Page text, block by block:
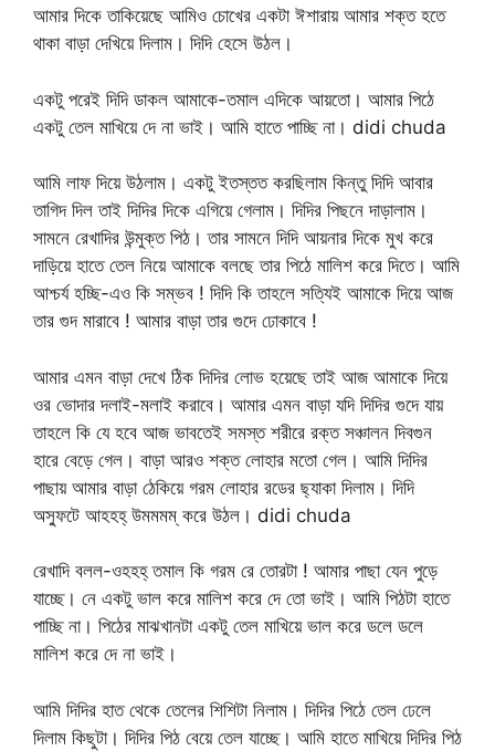
আমার দিকে তাকিয়েছে আমিও চোখের একটা ঈশারায় আমার শক্ত হতে
থাকা বাড়া দেখিয়ে দিলাম। দিদি হেসে উঠল।
একটু পরেই দিদি ডাকল আমাকে-তমাল এদিকে আয়তো। আমার পিঠে
একটু তেল মাখিয়ে দে না ভাই। আমি হাতে পাচ্ছি না। didi chuda
আমি লাফ দিয়ে উঠলাম। একটু ইতস্তত করছিলাম কিন্তু দিদি আবার
তাগিদ দিল তাই দিদির দিকে এগিয়ে গেলাম। দিদির পিছনে দাড়ালাম।
সামনে রেখাদির উন্মুক্ত পিঠ। তার সামনে দিদি আয়নার দিকে মুখ করে
দাড়িয়ে হাতে তেল নিয়ে আমাকে বলছে তার পিঠে মালিশ করে দিতে। আমি
আশ্চর্য হচ্ছি-এও কি সম্ভব ! দিদি কি তাহলে সত্যিই আমাকে দিয়ে আজ
তার গুদ মারাবে ! আমার বাড়া তার গুদে ঢোকাবে !
আমার এমন বাড়া দেখে ঠিক দিদির লোভ হয়েছে তাই আজ আমাকে দিয়ে
ওর ভোদার দলাই-মলাই করাবে। আমার এমন বাড়া যদি দিদির গুদে যায়
তাহলে কি যে হবে আজ ভাবতেই সমস্ত শরীরে রক্ত সঞ্চালন দিবগুন
হারে বেড়ে গেল। বাড়া আরও শক্ত লোহার মতো গেল। আমি দিদির
পাছায় আমার বাড়া ঠেকিয়ে গরম লোহার রডের ছ্যাকা দিলাম। দিদি
অস্ফুটে আহহহ্ উমমমম্ করে উঠল। didi chuda
রেখাদি বলল-ওহহহ্ তমাল কি গরম রে তোরটা ! আমার পাছা যেন পুড়ে
যাচ্ছে। নে একটু ভাল করে মালিশ করে দে তো ভাই। আমি পিঠটা হাতে
পাচ্ছি না। পিঠের মাঝখানটা একটু তেল মাখিয়ে ভাল করে ডলে ডলে
মালিশ করে দে না ভাই।
আমি দিদির হাত থেকে তেলের শিশিটা নিলাম। দিদির পিঠে তেল ঢেলে
দিলাম কিছুটা। দিদির পিঠ বেয়ে তেল যাচ্ছে। আমি হাতে মাখিয়ে দিদির পিঠ